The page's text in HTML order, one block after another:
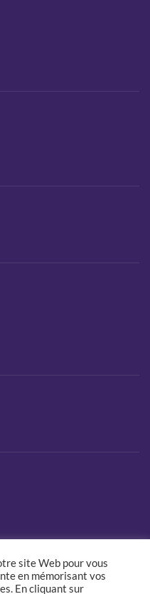
site Web pour vous
en mémorisant vos
En cliquant sur